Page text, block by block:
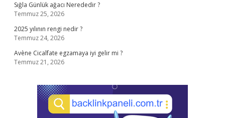
Sığla Günlük ağacı Nerededir ?
Temmuz 25, 2026
2025 yılının rengi nedir ?
Temmuz 24, 2026
Avène Cicalfate egzamaya iyi gelir mi ?
Temmuz 21, 2026